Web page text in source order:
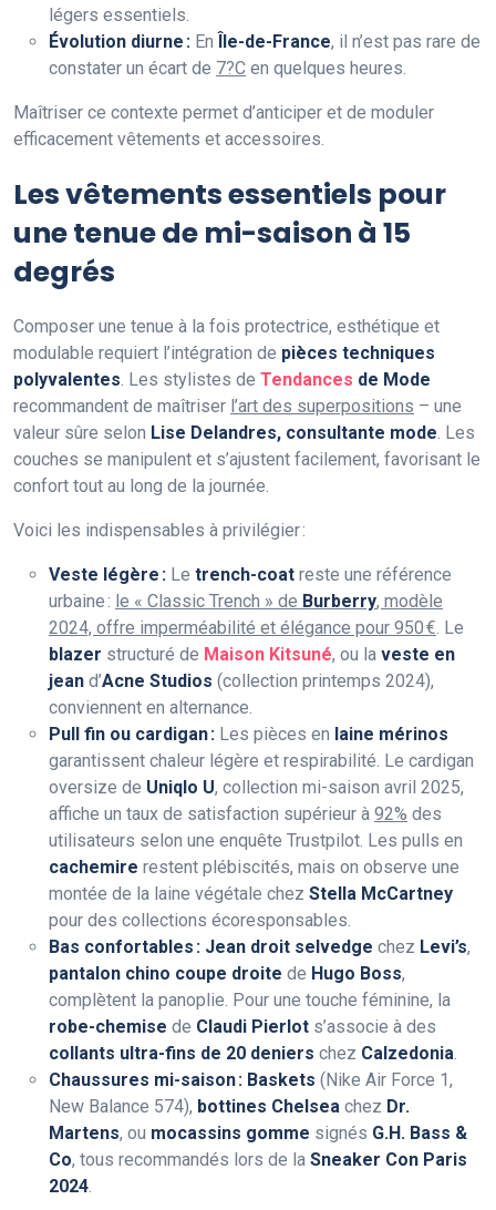
légers essentiels.
Évolution diurne : En Île-de-France, il n’est pas rare de
constater un écart de 7?C en quelques heures.
Maîtriser ce contexte permet d’anticiper et de moduler
efficacement vêtements et accessoires.
Les vêtements essentiels pour
une tenue de mi-saison à 15
degrés
Composer une tenue à la fois protectrice, esthétique et
modulable requiert l’intégration de pièces techniques
polyvalentes . Les stylistes de Tendances de Mode
recommandent de maîtriser l’art des superpositions – une
valeur sûre selon Lise Delandres, consultante mode . Les
couches se manipulent et s’ajustent facilement, favorisant le
confort tout au long de la journée.
Voici les indispensables à privilégier :
Veste légère : Le trench-coat reste une référence
urbaine : le « Classic Trench » de Burberry, modèle
2024, offre imperméabilité et élégance pour 950 € . Le
blazer structuré de Maison Kitsuné, ou la veste en
jean d’Acne Studios (collection printemps 2024),
conviennent en alternance.
Pull fin ou cardigan : Les pièces en laine mérinos
garantissent chaleur légère et respirabilité. Le cardigan
oversize de Uniqlo U, collection mi-saison avril 2025,
affiche un taux de satisfaction supérieur à 92% des
utilisateurs selon une enquête Trustpilot. Les pulls en
cachemire restent plébiscités, mais on observe une
montée de la laine végétale chez Stella McCartney
pour des collections écoresponsables.
Bas confortables : Jean droit selvedge chez Levi’s,
pantalon chino coupe droite de Hugo Boss,
complètent la panoplie. Pour une touche féminine, la
robe-chemise de Claudi Pierlot s’associe à des
collants ultra-fins de 20 deniers chez Calzedonia
Chaussures mi-saison : Baskets (Nike Air Force 1,
New Balance 574), bottines Chelsea chez Dr.
Martens, ou mocassins gomme signés G.H. Bass &
Co, tous recommandés lors de la Sneaker Con Paris
2024